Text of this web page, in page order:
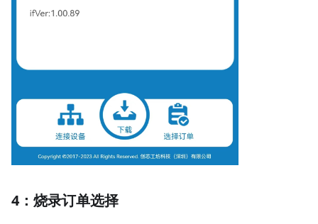
4：烧录订单选择